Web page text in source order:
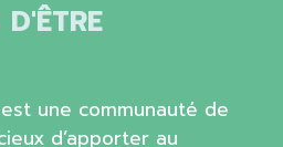
est une communauté de
d’apporter au